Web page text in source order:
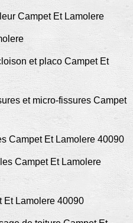
Campet Et Lamolere
et placo Campet Et
et micro-fissures Campet
Campet Et Lamolere 40090
Campet Et Lamolere
Et Lamolere 40090